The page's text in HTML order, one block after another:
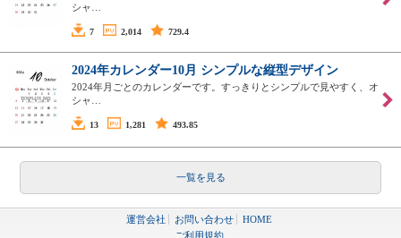
シャ…
7 2,014 729.4
2024年カレンダー10月 シンプルな縦型デザイン
2024年月ごとのカレンダーです。すっきりとシンプルで見やすく、オ
シャ…
13 1,281 493.85
一覧を見る
運営会社 お問い合わせ
HOME
ご利用規約